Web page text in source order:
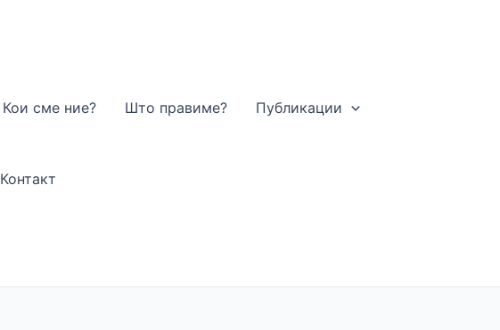
Кои сме ние? Што правиме? Публикации
Контакт